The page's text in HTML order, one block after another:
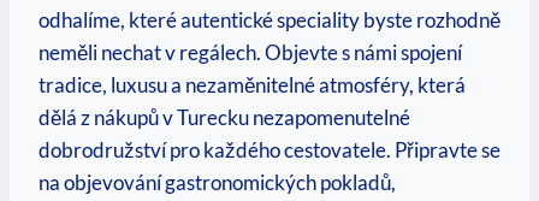
odhalíme, které autentické speciality byste rozhodně
neměli nechat v regálech. Objevte s námi spojení
tradice, luxusu a nezaměnitelné atmosféry, která
dělá z nákupů v Turecku nezapomenutelné
dobrodružství pro každého cestovatele. Připravte se
na objevování gastronomických pokladů,